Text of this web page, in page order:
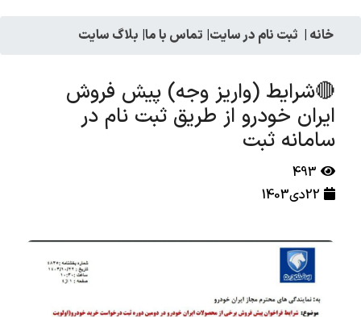
خانه | ثبت نام در سایت| تماس با ما| بلاگ سایت
🔴شرایط (واریز وجه) پیش فروش
ایران خودرو از طریق ثبت نام در
سامانه ثبت
493
22دی1403